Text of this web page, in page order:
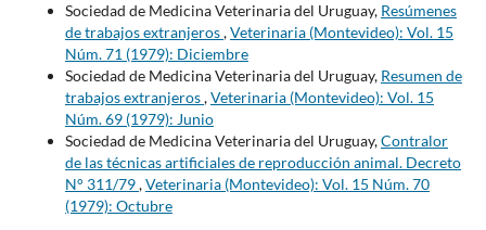
Sociedad de Medicina Veterinaria del Uruguay, Resúmenes
de trabajos extranjeros,Veterinaria (Montevideo): Vol. 15
Núm. 71 (1979): Diciembre
Sociedad de Medicina Veterinaria del Uruguay, Resumen de
trabajos extranjeros,Veterinaria (Montevideo): Vol. 15
Núm. 69 (1979): Junio
Sociedad de Medicina Veterinaria del Uruguay,Contralor
de las técnicas artificiales de reproducción animal. Decreto
N° 311/79,Veterinaria (Montevideo): Vol. 15 Núm. 70
(1979): Octubre